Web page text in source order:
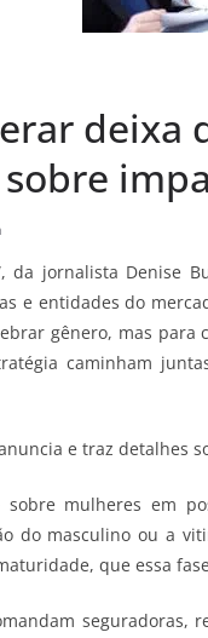
deixa
sobre
da jornalista Denise
e entidades do
gênero, mas para
caminham
e traz detalhes
mulheres em
do masculino ou a
que essa
seguradoras,